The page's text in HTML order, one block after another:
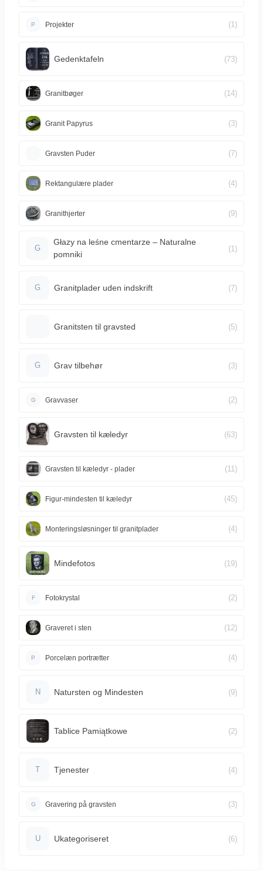
P Projekter (1)
Gedenktafeln (73)
Granitbøger (14)
Granit Papyrus (3)
Gravsten Puder (7)
Rektangulære plader (4)
Granithjerter (9)
G
Głazy na leśne cmentarze – Naturalne
pomniki
(1)
G Granitplader uden indskrift (7)
Granitsten til gravsted (5)
G Grav tilbehør (3)
G Gravvaser (2)
Gravsten til kæledyr (63)
Gravsten til kæledyr - plader (11)
Figur-mindesten til kæledyr (45)
Monteringsløsninger til granitplader (4)
Mindefotos (19)
F Fotokrystal (2)
Graveret i sten (12)
P Porcelæn portrætter (4)
N Natursten og Mindesten (9)
Tablice Pamiątkowe (2)
Tjenester (4)
G Gravering på gravsten (3)
U Ukategoriseret (6)